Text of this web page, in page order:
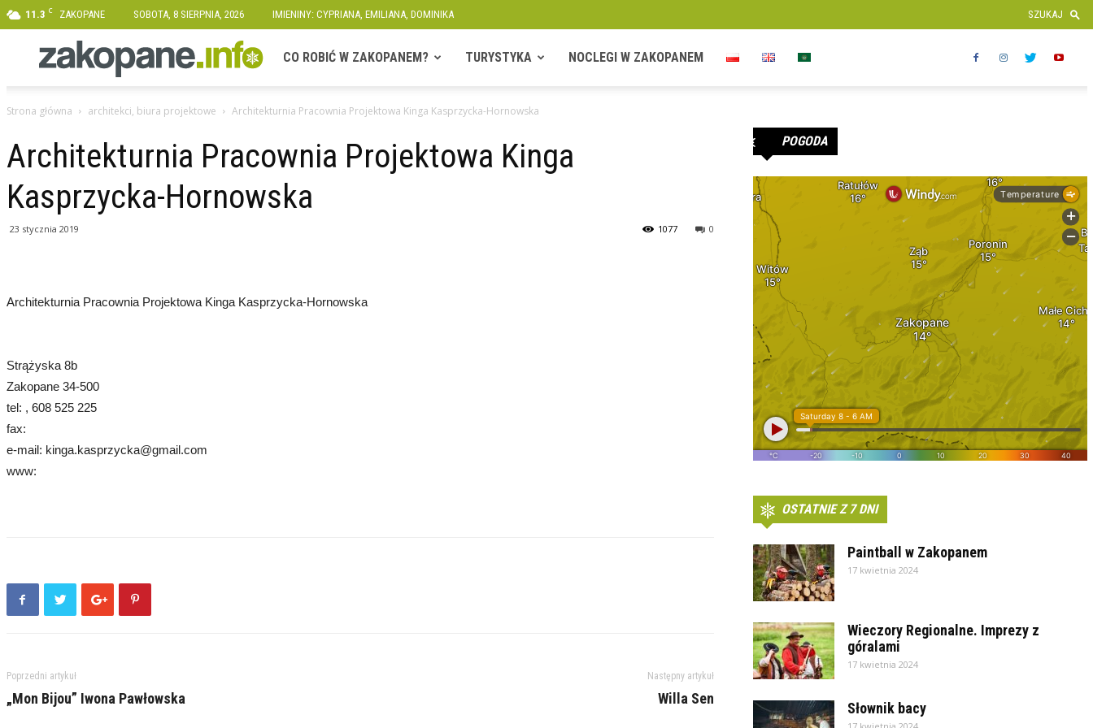
11.3 C ZAKOPANE SOBOTA, 8 SIERPNIA, 2026 IMIENINY: CYPRIANA, EMILIANA, DOMINIKA
Zakopane.info
CO ROBIĆ W ZAKOPANEM? TURYSTYKA NOCLEGI W ZAKOPANEM
Strona główna architekci, biura projektowe Architekturnia Pracownia Projektowa Kinga Kasprzycka-Hornowska
Architekturnia Pracownia Projektowa Kinga
Kasprzycka-Hornowska
23 stycznia 2019 0
1077
Architekturnia Pracownia Projektowa Kinga Kasprzycka-Hornowska
Strążyska 8b
Zakopane 34-500
tel: , 608 525 225
fax:
e-mail: kinga.kasprzycka@gmail.com
www:
Poprzedni artykuł
„Mon Bijou” Iwona Pawłowska
Następny artykuł
Willa Sen
POGODA
OSTATNIE Z 7 DNI
Paintball w Zakopanem
17 kwietnia 2024
Wieczory Regionalne. Imprezy z
góralami
17 kwietnia 2024
Słownik bacy